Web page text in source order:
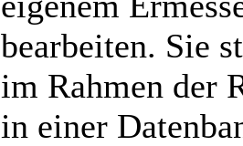
bearbeiten. Sie
im Rahmen der
in einer